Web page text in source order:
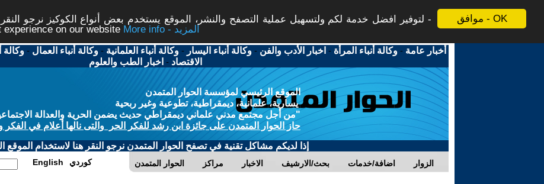
موافق - OK
لتوفير افضل خدمة لكم ولتسهيل عملية التصفح والنشر، الموقع يستخدم بعض أنواع الكوكيز نرجو
on our website
More info - المزيد
أخبار عامة -وكالة أنباء المرأة - اخبار الأدب والفن -وكالة أنباء اليسار -وكالة أنباء العلمانية -وكالة أنباء العمال -وكالة
الاقتصاد - اخبار الطب والعلوم
الموقع الرئيسي لمؤسسة الحوار المتمدن
يسارية، علمانية، ديمقراطية، تطوعية وغير ربحية
"من أجل مجتمع مدني علماني ديمقراطي حديث يضمن الحرية والعدالة
حاز الحوار المتمدن على جائزة ابن رشد للفكر الحر والتى نالها أعلام في الفكر
إذا لديكم مشاكل تقنية في تصفح الحوار المتمدن نرجو النقر هنا لاستخدام الموقع
الحوار المتمدن مراكز الاخبار بحث/الارشيف اضافة/خدمات الزوار English كوردي